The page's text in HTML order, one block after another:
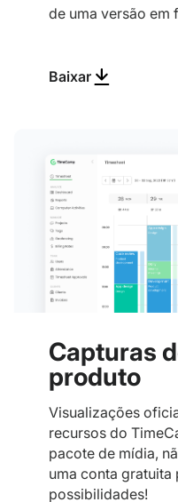
de uma versão em
Baixar
Capturas
produto
Visualizações
recursos do
pacote de mídia,
uma conta
possibilidades!